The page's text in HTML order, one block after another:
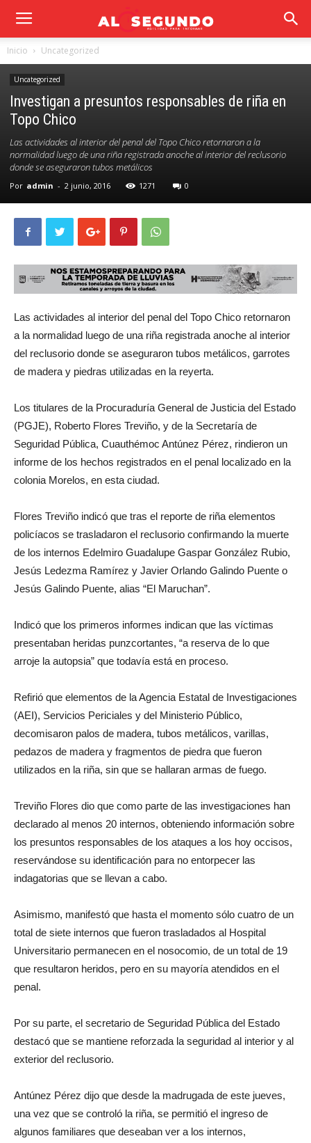
Inicio Uncategorized
Uncategorized
Investigan a presuntos responsables de riña en
Topo Chico
Las actividades al interior del penal del Topo Chico retornaron a la
normalidad luego de una riña registrada anoche al interior del reclusorio
donde se aseguraron tubos metálicos
Por admin - 2 junio, 2016 1271 0
Las actividades al interior del penal del Topo Chico retornaron
a la normalidad luego de una riña registrada anoche al interior
del reclusorio donde se aseguraron tubos metálicos, garrotes
de madera y piedras utilizadas en la reyerta.
Los titulares de la Procuraduría General de Justicia del Estado
(PGJE), Roberto Flores Treviño, y de la Secretaría de
Seguridad Pública, Cuauthémoc Antúnez Pérez, rindieron un
informe de los hechos registrados en el penal localizado en la
colonia Morelos, en esta ciudad.
Flores Treviño indicó que tras el reporte de riña elementos
policíacos se trasladaron el reclusorio confirmando la muerte
de los internos Edelmiro Guadalupe Gaspar González Rubio,
Jesús Ledezma Ramírez y Javier Orlando Galindo Puente o
Jesús Galindo Puente, alias “El Maruchan”.
Indicó que los primeros informes indican que las víctimas
presentaban heridas punzcortantes, “a reserva de lo que
arroje la autopsia” que todavía está en proceso.
Refirió que elementos de la Agencia Estatal de Investigaciones
(AEI), Servicios Periciales y del Ministerio Público,
decomisaron palos de madera, tubos metálicos, varillas,
pedazos de madera y fragmentos de piedra que fueron
utilizados en la riña, sin que se hallaran armas de fuego.
Treviño Flores dio que como parte de las investigaciones han
declarado al menos 20 internos, obteniendo información sobre
los presuntos responsables de los ataques a los hoy occisos,
reservándose su identificación para no entorpecer las
indagatorias que se llevan a cabo.
Asimismo, manifestó que hasta el momento sólo cuatro de un
total de siete internos que fueron trasladados al Hospital
Universitario permanecen en el nosocomio, de un total de 19
que resultaron heridos, pero en su mayoría atendidos en el
penal.
Por su parte, el secretario de Seguridad Pública del Estado
destacó que se mantiene reforzada la seguridad al interior y al
exterior del reclusorio.
Antúnez Pérez dijo que desde la madrugada de este jueves,
una vez que se controló la riña, se permitió el ingreso de
algunos familiares que deseaban ver a los internos,